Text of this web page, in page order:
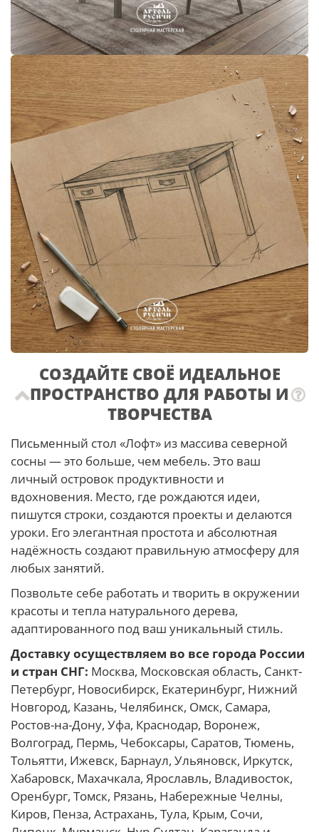
СОЗДАЙТЕ СВОЁ ИДЕАЛЬНОЕ
ПРОСТРАНСТВО ДЛЯ РАБОТЫ И
ТВОРЧЕСТВА
Письменный стол «Лофт» из массива северной
сосны — это больше, чем мебель. Это ваш
личный островок продуктивности и
вдохновения. Место, где рождаются идеи,
пишутся строки, создаются проекты и делаются
уроки. Его элегантная простота и абсолютная
надёжность создают правильную атмосферу для
любых занятий.
Позвольте себе работать и творить в окружении
красоты и тепла натурального дерева,
адаптированного под ваш уникальный стиль.
Доставку осуществляем во все города России
и стран СНГ: Москва, Московская область, Санкт-
Петербург, Новосибирск, Екатеринбург, Нижний
Новгород, Казань, Челябинск, Омск, Самара,
Ростов-на-Дону, Уфа, Краснодар, Воронеж,
Волгоград, Пермь, Чебоксары, Саратов, Тюмень,
Тольятти, Ижевск, Барнаул, Ульяновск, Иркутск,
Хабаровск, Махачкала, Ярославль, Владивосток,
Оренбург, Томск, Рязань, Набережные Челны,
Киров, Пенза, Астрахань, Тула, Крым, Сочи,